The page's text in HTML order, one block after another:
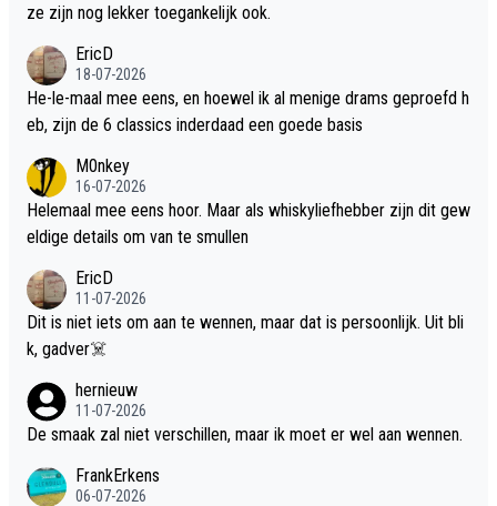
ze zijn nog lekker toegankelijk ook.
EricD
18-07-2026
He-le-maal mee eens, en hoewel ik al menige drams geproefd h
eb, zijn de 6 classics inderdaad een goede basis
M0nkey
16-07-2026
Helemaal mee eens hoor. Maar als whiskyliefhebber zijn dit gew
eldige details om van te smullen
EricD
11-07-2026
Dit is niet iets om aan te wennen, maar dat is persoonlijk. Uit bli
k, gadver☠️
hernieuw
11-07-2026
De smaak zal niet verschillen, maar ik moet er wel aan wennen.
FrankErkens
06-07-2026